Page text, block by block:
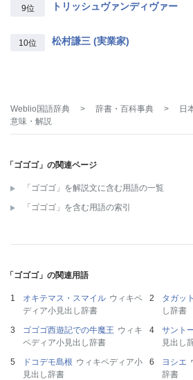
9位 トリッシュヴァンディヴァー
10位 松村謙三 (実業家)
Weblio国語辞典 > 辞書・百科事典 > 日
意味・解説
「ゴゴゴ」の関連ページ
「ゴゴゴ」を解説文に含む用語の一覧
「ゴゴゴ」を含む用語の索引
「ゴゴゴ」の関連用語
オキテマス・スマイル ウィキペ
ディア小見出し辞書
タガット
し辞書
ゴゴゴ西遊記での牛魔王 ウィキ
ペディア小見出し辞書
サント
見出し
ドコデモ島根 ウィキペディア小
見出し辞書
ヨシエ
辞書